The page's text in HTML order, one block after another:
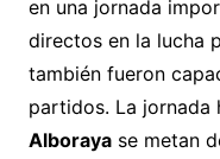
en una jornada
directos en la lucha
también fueron
partidos. La jornada
Alborayase metan